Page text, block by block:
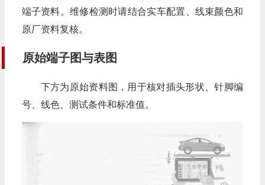
端子资料。维修检测时请结合实车配置、线束颜色和
原厂资料复核。
原始端子图与表图
下方为原始资料图，用于核对插头形状、针脚编
号、线色、测试条件和标准值。